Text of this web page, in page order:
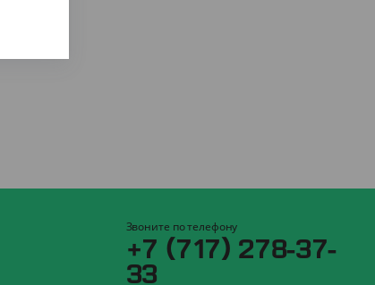
Звоните по телефону
+7 (717) 278-37-
33